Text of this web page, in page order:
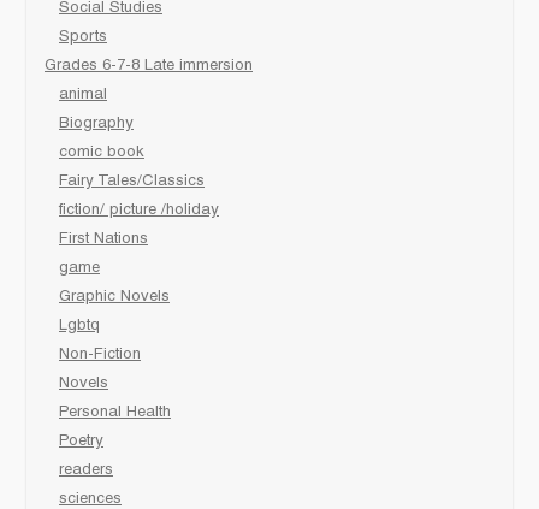
Social Studies
Sports
Grades 6-7-8 Late immersion
animal
Biography
comic book
Fairy Tales/Classics
fiction/ picture /holiday
First Nations
game
Graphic Novels
Lgbtq
Non-Fiction
Novels
Personal Health
Poetry
readers
sciences